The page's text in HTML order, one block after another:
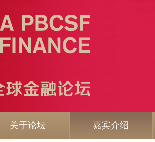
关于论坛 嘉宾介绍